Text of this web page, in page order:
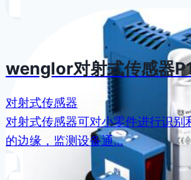
wenglor对射式传感器
对射式传感器
对射式传感器可对小零件进行识别
的边缘，监测设备通…